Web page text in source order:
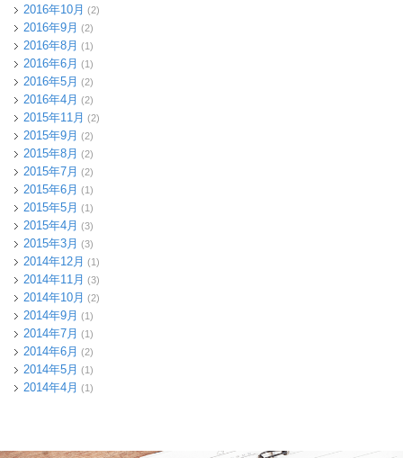
2016年10月 (2)
2016年9月 (2)
2016年8月 (1)
2016年6月 (1)
2016年5月 (2)
2016年4月 (2)
2015年11月 (2)
2015年9月 (2)
2015年8月 (2)
2015年7月 (2)
2015年6月 (1)
2015年5月 (1)
2015年4月 (3)
2015年3月 (3)
2014年12月 (1)
2014年11月 (3)
2014年10月 (2)
2014年9月 (1)
2014年7月 (1)
2014年6月 (2)
2014年5月 (1)
2014年4月 (1)